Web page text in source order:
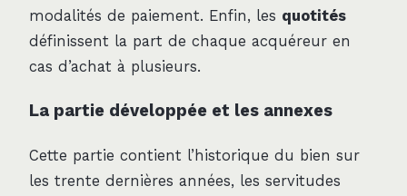
modalités de paiement. Enfin, les quotités
définissent la part de chaque acquéreur en
cas d’achat à plusieurs.
La partie développée et les annexes
Cette partie contient l’historique du bien sur
les trente dernières années, les servitudes